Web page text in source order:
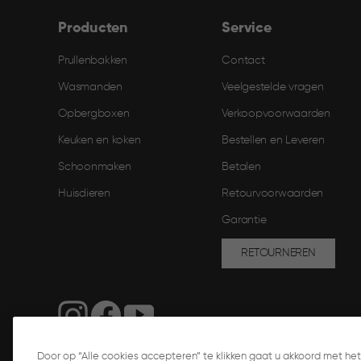
Producten
Prullenbakken
Wasmanden
Opbergboxen
Keuken en koken
Schoonmaken
Huisdieren
Service
Contact
Veelgestelde vragen
Verkoopvoorwaarden
Bestellen en Leveren​
Betalen
Retourvoorwaarden
Garantie
RETOURNEREN
Door op “Alle cookies accepteren” te klikken gaat u akkoord met